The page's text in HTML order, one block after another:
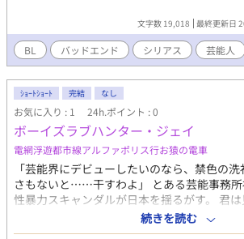
文字数 19,018 最終更新日
BL バッドエンド シリアス 芸能人
ｼｮｰﾄｼｮｰﾄ 完結 なし
お気に入り : 1 24h.ポイント : 0
ボーイズラブハンター・ジェイ
電網浮遊都市線アルファポリス行お猿の電車
「芸能界にデビューしたいのなら、禁色の洗
さもないと……干すわよ」 とある芸能事務所
性暴力スキャンダルが日本を揺るがす。 君
るのか？ それとも、糾弾する側へ転向する
ーイズラブへの変わらぬ愛を誓うのか？
続きを読む